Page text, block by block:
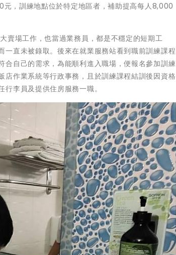
，訓練地點位於特定地區者，補助提高每人8,000
賣場工作，也當過業務員，都是不穩定的短期工
直未被錄取。後來在就業服務站看到職前訓練課程
自己的需求，為能順利進入職場，便報名參加訓練
作業系統等行政事務，且於訓練課程結訓後因資格
李員及提供住房服務一職。